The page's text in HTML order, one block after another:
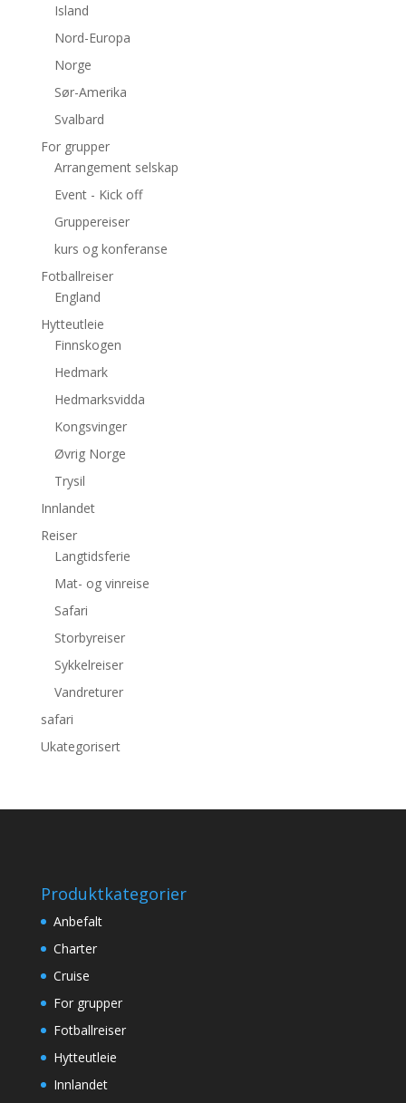
Island
Nord-Europa
Norge
Sør-Amerika
Svalbard
For grupper
Arrangement selskap
Event - Kick off
Gruppereiser
kurs og konferanse
Fotballreiser
England
Hytteutleie
Finnskogen
Hedmark
Hedmarksvidda
Kongsvinger
Øvrig Norge
Trysil
Innlandet
Reiser
Langtidsferie
Mat- og vinreise
Safari
Storbyreiser
Sykkelreiser
Vandreturer
safari
Ukategorisert
Produktkategorier
Anbefalt
Charter
Cruise
For grupper
Fotballreiser
Hytteutleie
Innlandet